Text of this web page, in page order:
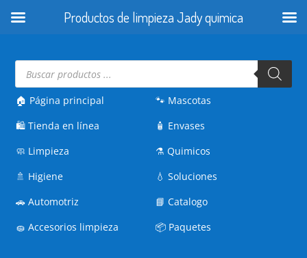
Búsqueda
productos
🏠 Página principal
🛍️Tienda en línea
🧼 Limpieza
🚿 Higiene
🚗Automotriz
🧽Accesorios limpieza
🐾 Mascotas
🧴 Envases
⚗️Quimicos
💧Soluciones
📘Catalogo
📦 Paquetes
Productos de limpieza Jady quimica